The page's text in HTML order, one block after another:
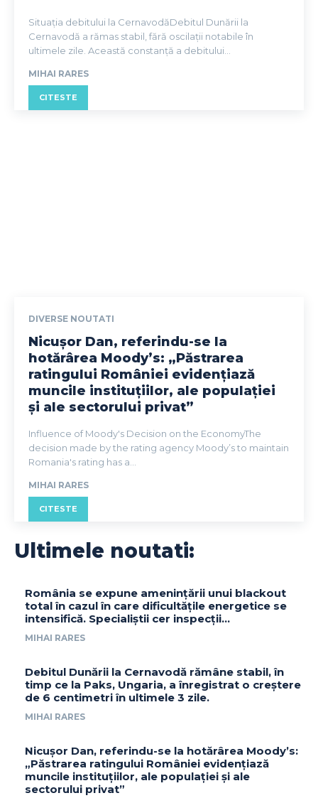
Situația debitului la CernavodăDebitul Dunării la
Cernavodă a rămas stabil, fără oscilații notabile în
ultimele zile. Această constanță a debitului...
MIHAI RARES
CITESTE
DIVERSE NOUTATI
Nicușor Dan, referindu-se la
hotărârea Moody’s: „Păstrarea
ratingului României evidențiază
muncile instituțiilor, ale populației
și ale sectorului privat”
Influence of Moody's Decision on the EconomyThe
decision made by the rating agency Moody’s to maintain
Romania's rating has a...
MIHAI RARES
CITESTE
Ultimele noutati:
România se expune amenințării unui blackout
total în cazul în care dificultățile energetice se
intensifică. Specialiștii cer inspecții…
MIHAI RARES
Debitul Dunării la Cernavodă rămâne stabil, în
timp ce la Paks, Ungaria, a înregistrat o creștere
de 6 centimetri în ultimele 3 zile.
MIHAI RARES
Nicușor Dan, referindu-se la hotărârea Moody’s:
„Păstrarea ratingului României evidențiază
muncile instituțiilor, ale populației și ale
sectorului privat”